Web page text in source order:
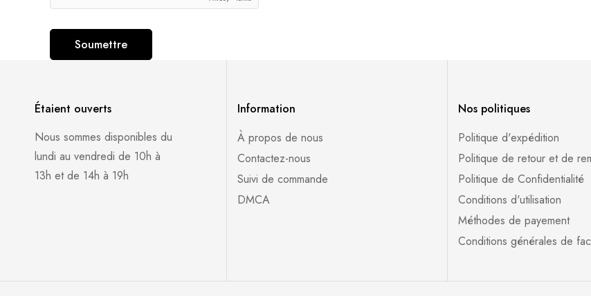
Soumettre
Étaient ouverts
Nous sommes disponibles du
lundi au vendredi de 10h à
13h et de 14h à 19h
Information
À propos de nous
Contactez-nous
Suivi de commande
DMCA
Nos politiques
Politique d'expédition
Politique de retour et de
Politique de Confidentialité
Conditions d'utilisation
Méthodes de payement
Conditions générales de